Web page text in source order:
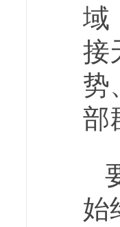
域
接
势
部
始